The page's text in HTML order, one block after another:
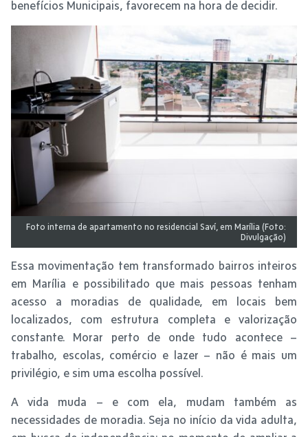
benefícios Municipais, favorecem na hora de decidir.
Foto interna de apartamento no residencial Saví, em Marília (Foto:
Divulgação)
Essa movimentação tem transformado bairros inteiros
em Marília e possibilitado que mais pessoas tenham
acesso a moradias de qualidade, em locais bem
localizados, com estrutura completa e valorização
constante. Morar perto de onde tudo acontece –
trabalho, escolas, comércio e lazer – não é mais um
privilégio, e sim uma escolha possível.
A vida muda – e com ela, mudam também as
necessidades de moradia. Seja no início da vida adulta,